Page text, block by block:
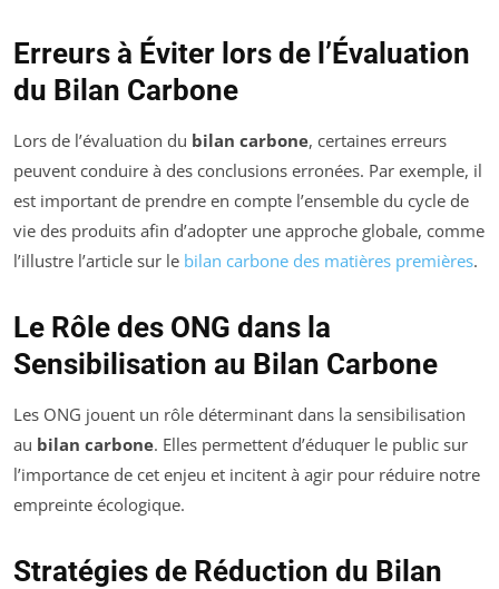
Erreurs à Éviter lors de l’Évaluation
du Bilan Carbone
Lors de l’évaluation du bilan carbone, certaines erreurs
peuvent conduire à des conclusions erronées. Par exemple, il
est important de prendre en compte l’ensemble du cycle de
vie des produits afin d’adopter une approche globale, comme
l’illustre l’article sur le bilan carbone des matières premières.
Le Rôle des ONG dans la
Sensibilisation au Bilan Carbone
Les ONG jouent un rôle déterminant dans la sensibilisation
au bilan carbone. Elles permettent d’éduquer le public sur
l’importance de cet enjeu et incitent à agir pour réduire notre
empreinte écologique.
Stratégies de Réduction du Bilan